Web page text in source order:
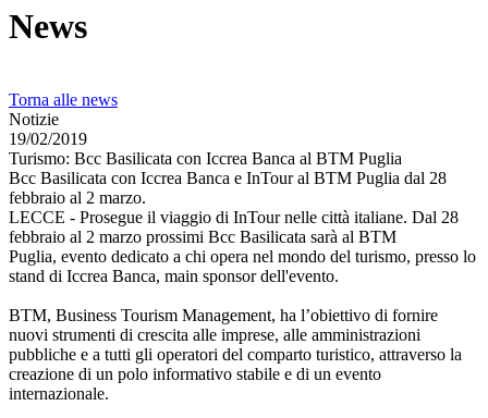
News
Torna alle news
Notizie
19/02/2019
Turismo: Bcc Basilicata con Iccrea Banca al BTM Puglia
Bcc Basilicata con Iccrea Banca e InTour al BTM Puglia dal 28
febbraio al 2 marzo.
LECCE - Prosegue il viaggio di InTour nelle città italiane. Dal 28
febbraio al 2 marzo prossimi Bcc Basilicata sarà al BTM
Puglia, evento dedicato a chi opera nel mondo del turismo, presso lo
stand di Iccrea Banca, main sponsor dell'evento.
BTM, Business Tourism Management, ha l’obiettivo di fornire
nuovi strumenti di crescita alle imprese, alle amministrazioni
pubbliche e a tutti gli operatori del comparto turistico, attraverso la
creazione di un polo informativo stabile e di un evento
internazionale.